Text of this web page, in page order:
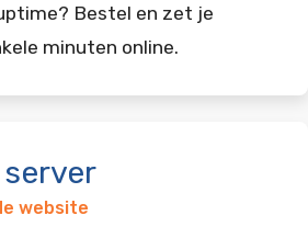
Bestel en zet je
minuten online.
website